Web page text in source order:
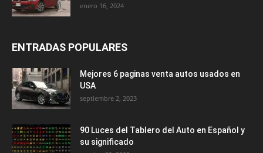
enero 16, 2024
ENTRADAS POPULARES
Mejores 6 paginas venta autos usados en
USA
septiembre 2, 2023
90 Luces del Tablero del Auto en Español y
su significado